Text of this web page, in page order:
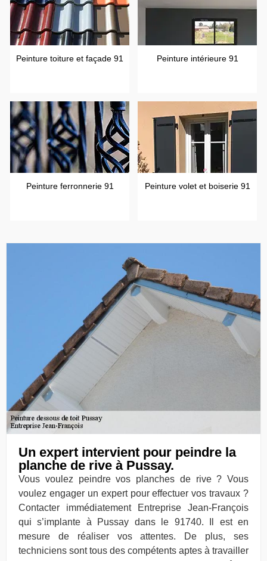
Peinture toiture et façade 91 Peinture intérieure 91
Peinture ferronnerie 91 Peinture volet et boiserie 91
Un expert intervient pour peindre la
planche de rive à Pussay.
Vous voulez peindre vos planches de rive ? Vous
voulez engager un expert pour effectuer vos travaux ?
Contacter immédiatement Entreprise Jean-François
qui s’implante à Pussay dans le 91740. Il est en
mesure de réaliser vos attentes. De plus, ses
techniciens sont tous des compétents aptes à travailler